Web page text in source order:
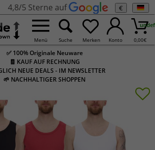
4,8/5 Sterne auf €
Menü Suche Merken Konto 0,00€
✅ 100% Originale Neuware
🧾 KAUF AUF RECHNUNG
NEUE DEALS - IM NEWSLETTER
🌱 NACHHALTIGER SHOPPEN